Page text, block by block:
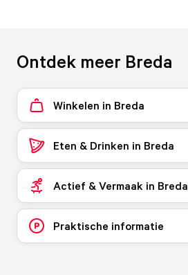
Ontdek meer Breda
Winkelen in Breda
Eten & Drinken in Breda
Actief & Vermaak in Breda
Praktische informatie